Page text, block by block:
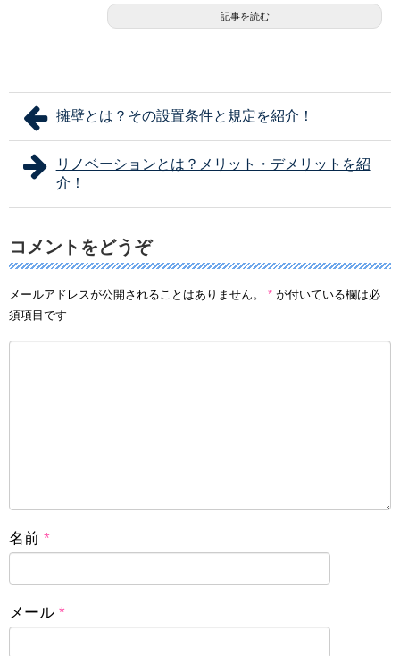
記事を読む
擁壁とは？その設置条件と規定を紹介！
リノベーションとは？メリット・デメリットを紹
介！
コメントをどうぞ
メールアドレスが公開されることはありません。 * が付いている欄は必
須項目です
名前 *
メール *